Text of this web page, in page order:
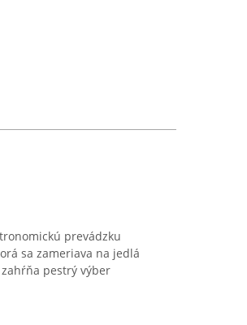
prevádzku
sa zameriava na jedlá
pestrý výber